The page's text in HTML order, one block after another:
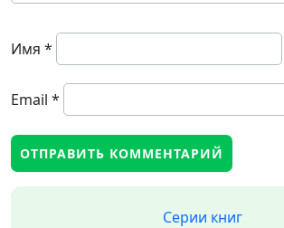
Имя *
Email *
Серии книг